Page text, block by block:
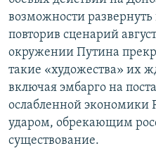
возможности
повторив сценарий
окружении Путина
такие «художества» их
включая эмбарго на
ослабленной экономики
ударом, обрекающим
существование.